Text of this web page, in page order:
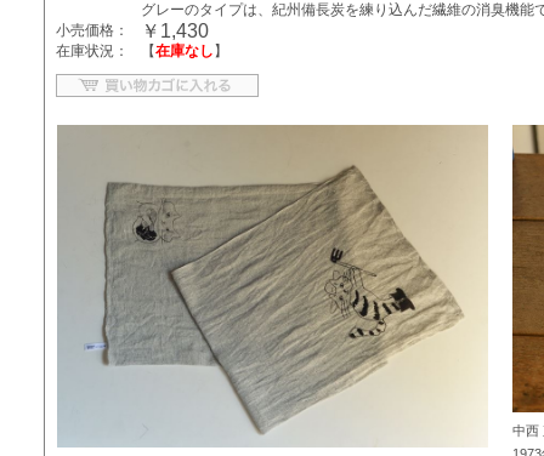
グレーのタイプは、紀州備長炭を練り込んだ繊維の消臭機能
小売価格：
￥1,430
在庫状況： 【在庫なし 】
中